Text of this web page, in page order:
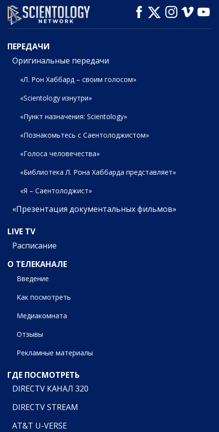
СМОТРЕТЬ СМОТРЕТЬ
СМОТРЕТЬ
ПЕРЕДАЧИ
ПЕРЕДАЧИ
Оригинальные передачи
«Л. Рон Хаббард – своим голосом»
«Scientology изнутри»
«Пункт назначения: Scientology»
«Познакомьтесь с Саентолоджистом»
«Голоса человечества»
«Библиотека Л. Рона Хаббарда представляет»
«Я – Саентолоджист»
«Презентация документальных фильмов»
LIVE TV
Расписание
О ТЕЛЕКАНАЛЕ
Введение
Как посмотреть
Медиакомната
Отзывы
Рекламные материалы
ГДЕ ПОСМОТРЕТЬ
DIRECTV КАНАЛ 320
DIRECTV STREAM
AT&T U-VERSE